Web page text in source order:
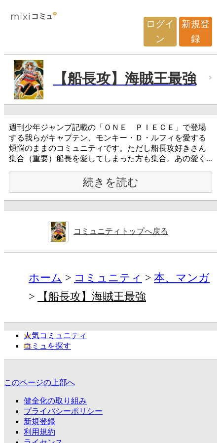
ログイ
ン
新規登
録
【船長攻】海賊王最強
週刊少年ジャンプ記載の「ＯＮＥ ＰＩＥＣＥ」で登場
する我らがキャプテン、モンキー・Ｄ・ルフィを愛する
煩悩のままのコミュニティです。ただし船長攻好きさん
集合（重要）船長を愛してしまった方も集合。あの愛く...
続きを読む
コミュニティトップへ戻る
ホーム コミュニティ
本、マンガ
【船長攻】海賊王最強
人気コミュニティ
コミュを探す
このページの上部へ
健全化の取り組み
プライバシーポリシー
新規登録
利用規約